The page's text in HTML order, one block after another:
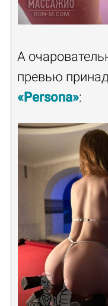
А
превью
«Persona»: